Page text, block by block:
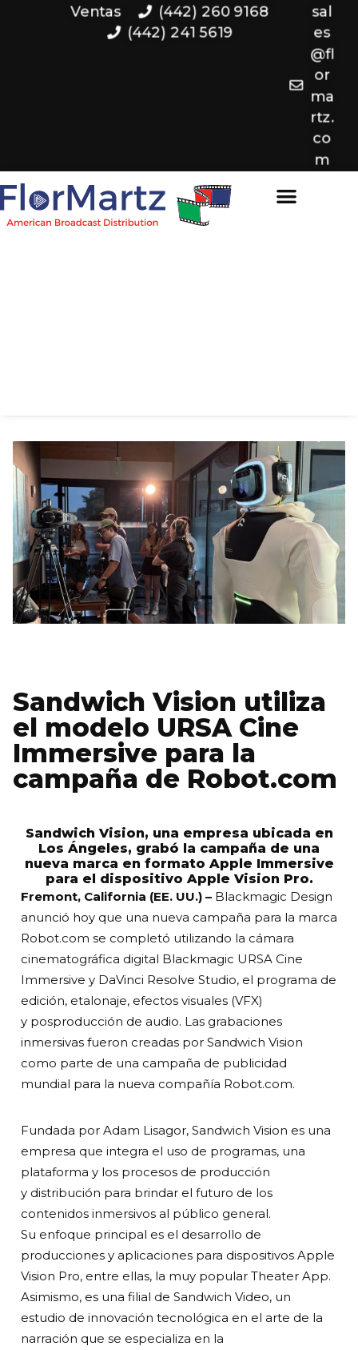
Ventas
(442) 260 9168
(442) 241 5619
sal
es
@fl
or
ma
rtz.
co
m
Sandwich Vision utiliza
el modelo URSA Cine
Immersive para la
campaña de Robot.com
Sandwich Vision, una empresa ubicada en
Los Ángeles, grabó la campaña de una
nueva marca en formato Apple Immersive
para el dispositivo Apple Vision Pro.
Fremont, California (EE. UU.) – Blackmagic Design
anunció hoy que una nueva campaña para la marca
Robot.com se completó utilizando la cámara
cinematográfica digital Blackmagic URSA Cine
Immersive y DaVinci Resolve Studio, el programa de
edición, etalonaje, efectos visuales (VFX)
y posproducción de audio. Las grabaciones
inmersivas fueron creadas por Sandwich Vision
como parte de una campaña de publicidad
mundial para la nueva compañía Robot.com.
Fundada por Adam Lisagor, Sandwich Vision es una
empresa que integra el uso de programas, una
plataforma y los procesos de producción
y distribución para brindar el futuro de los
contenidos inmersivos al público general.
Su enfoque principal es el desarrollo de
producciones y aplicaciones para dispositivos Apple
Vision Pro, entre ellas, la muy popular Theater App.
Asimismo, es una filial de Sandwich Video, un
estudio de innovación tecnológica en el arte de la
narración que se especializa en la